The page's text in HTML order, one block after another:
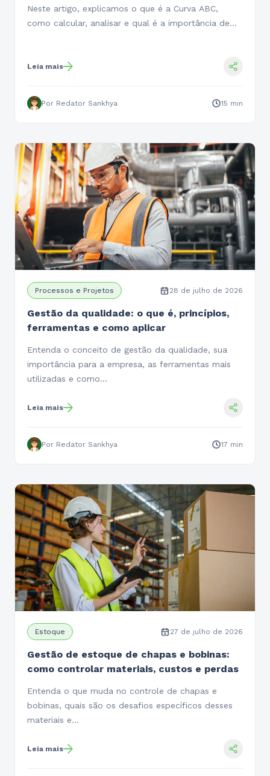
Neste artigo, explicamos o que é a Curva ABC,
como calcular, analisar e qual é a importância de…
Leia mais
Por Redator Sankhya 15 min
Processos e Projetos 28 de julho de 2026
Gestão da qualidade: o que é, princípios,
ferramentas e como aplicar
Entenda o conceito de gestão da qualidade, sua
importância para a empresa, as ferramentas mais
utilizadas e como…
Leia mais
Por Redator Sankhya 17 min
Estoque 27 de julho de 2026
Gestão de estoque de chapas e bobinas:
como controlar materiais, custos e perdas
Entenda o que muda no controle de chapas e
bobinas, quais são os desafios específicos desses
materiais e…
Leia mais